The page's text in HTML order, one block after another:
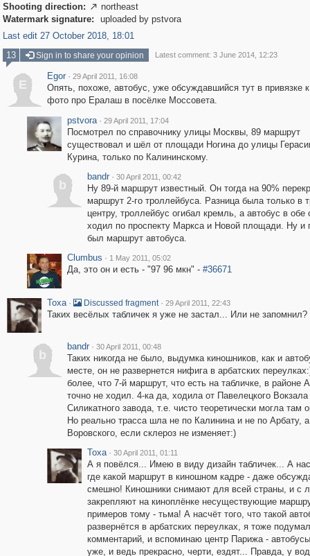
Shooting direction:  northeast
Watermark signature:
uploaded by pstvora
Last edit 27 October 2018, 18:01
13
Sign in to share your opinion Latest comment: 3 June 2014, 12:23
E
Egor · 29 April 2011, 16:08
Опять, похоже, автобус, уже обсуждавшийся тут в привязке
фото про Ералаш в посёлке Моссовета.
pstvora · 29 April 2011, 17:04
Посмотрел по справочнику улицы Москвы, 89 маршрут
существовал и шёл от площади Ногина до улицы
Курина, только по Калининскому.
b
bandr · 30 April 2011, 00:42
Ну 89-й маршрут известный. Он тогда на 90%
маршрут 2-го троллейбуса. Разница была только в
центру, троллейбус огибал кремль, а автобус в обе
ходил по проспекту Маркса и Новой площади. Ну и
был маршрут автобуса.
Clumbus · 1 May 2011, 05:02
Да, это он и есть - "97 96 мкн" - #36671
Toxa · Discussed fragment · 29 April 2011, 22:43
Таких весёлых табличек я уже не застал... Или не запомнил?
b
bandr · 30 April 2011, 00:48
Таких никогда не было, выдумка киношников, как и
месте, он не развернется нифига в арбатских
более, что 7-й маршрут, что есть на табличке, в районе
точно не ходил. 4-ка да, ходила от Павелецкого
Силикатного завода, т.е. чисто теоретически могла там
Но реально трасса шла не по Калинина и не по Арбату,
Воровского, если склероз не изменяет:)
Toxa · 30 April 2011, 01:11
А я повёлся... Имею в виду дизайн табличек... А
где какой маршрут в киношном кадре - даже
смешно! Киношники снимают для всей страны, и с
закрепляют на киноплёнке несуществующие
примеров тому - тьма! А насчёт того, что такой
развернётся в арбатских переулках, я тоже
комментарий, и вспоминаю центр Парижа -
уже, и ведь прекрасно, черти, ездят... Правда, у